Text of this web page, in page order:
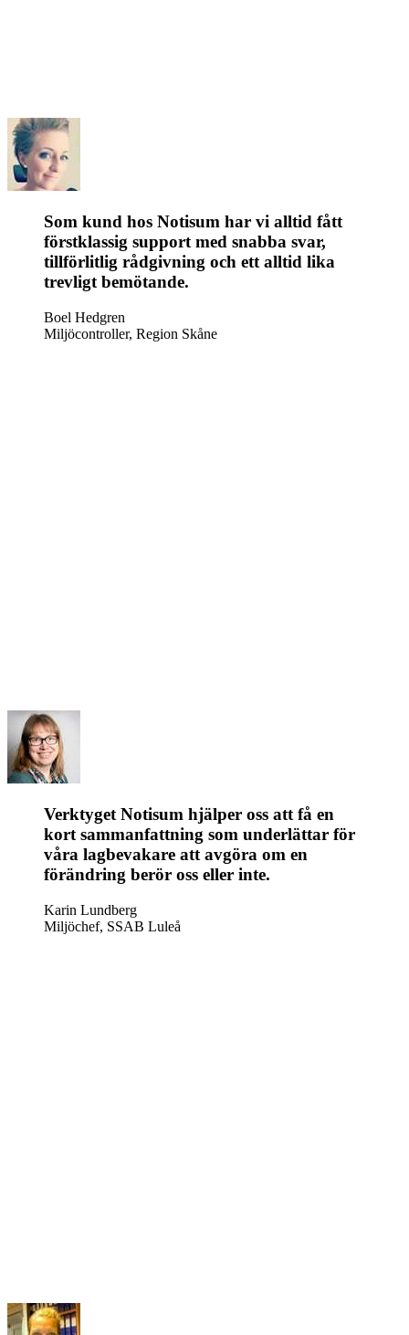
Som kund hos Notisum har vi alltid fått
förstklassig support med snabba svar,
tillförlitlig rådgivning och ett alltid lika
trevligt bemötande.
Boel Hedgren
Miljöcontroller, Region Skåne
Verktyget Notisum hjälper oss att få en
kort sammanfattning som underlättar för
våra lagbevakare att avgöra om en
förändring berör oss eller inte.
Karin Lundberg
Miljöchef, SSAB Luleå